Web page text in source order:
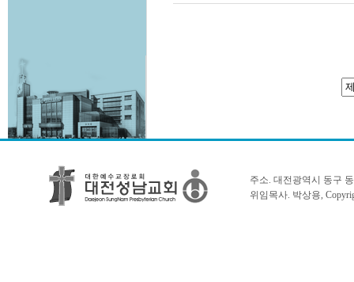
주소. 대전광역시 동구 동
위임목사. 박상용,